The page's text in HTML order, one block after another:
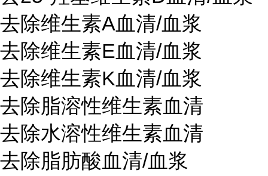
去除维生素A血清/血浆
去除维生素E血清/血浆
去除维生素K血清/血浆
去除脂溶性维生素血清
去除水溶性维生素血清
去除脂肪酸血清/血浆